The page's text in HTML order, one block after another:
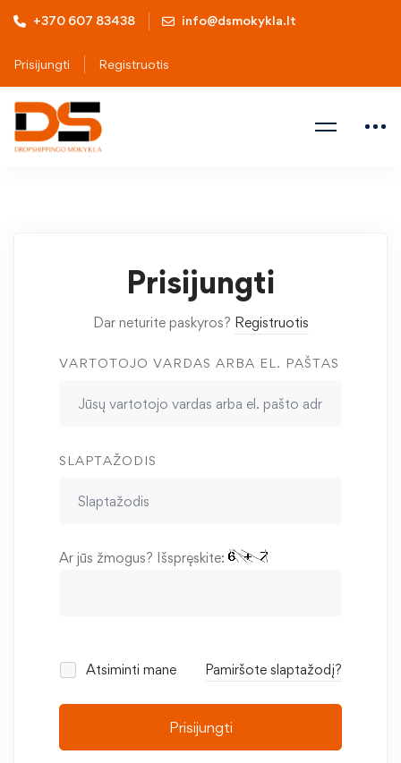
+370 607 83438 info@dsmokykla.lt
Prisijungti Registruotis
Prisijungti
Dar neturite paskyros? Registruotis
VARTOTOJO VARDAS ARBA EL. PAŠTAS
SLAPTAŽODIS
Ar jūs žmogus? Išspręskite:
Atsiminti mane Pamiršote slaptažodį?
Prisijungti